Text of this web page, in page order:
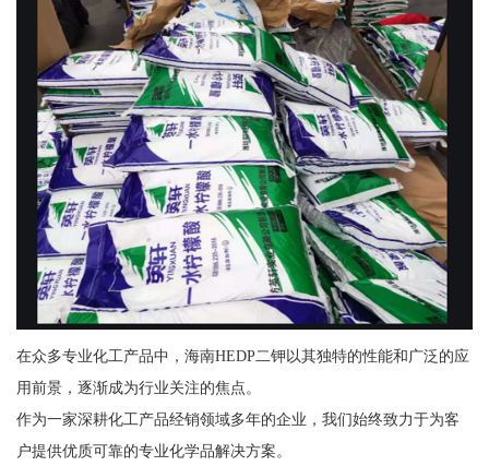
在众多专业化工产品中，海南HEDP二钾以其独特的性能和广泛的应
用前景，逐渐成为行业关注的焦点。
作为一家深耕化工产品经销领域多年的企业，我们始终致力于为客
户提供优质可靠的专业化学品解决方案。